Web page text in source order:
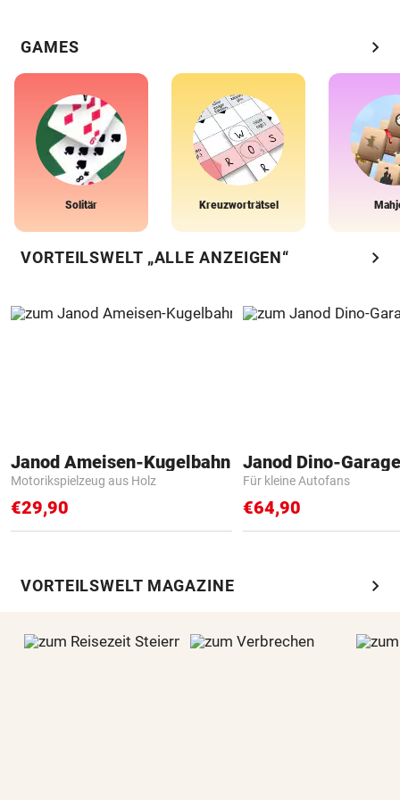
GAMES chevron_right
Solitär Kreuzworträtsel
VORTEILSWELT „ALLE ANZEIGEN“ chevron_right
Janod Ameisen-Kugelbahn
Motorikspielzeug aus Holz
€29,90
Janod Dino-Garage
Für kleine Autofans
€64,90
VORTEILSWELT MAGAZINE chevron_right